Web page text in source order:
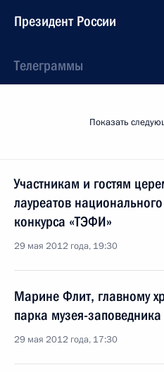
Президент России
Телеграммы
Показать
Участникам и гостям
лауреатов
конкурса «ТЭФИ»
29 мая 2012 года, 19:30
Марине Флит, главному
парка музея-заповедника
29 мая 2012 года, 17:30